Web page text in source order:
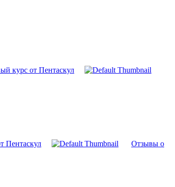
курс от Пентаскул
Пентаскул Отзывы о